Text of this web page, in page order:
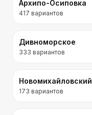
Архипо-Осиповка
417 вариантов
Дивноморское
333 вариантов
Новомихайловский
173 вариантов